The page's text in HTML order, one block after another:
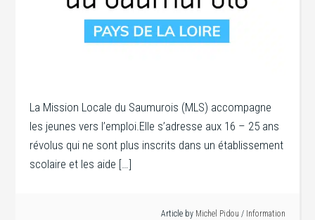
La Mission Locale du Saumurois (MLS) accompagne
les jeunes vers l’emploi.Elle s’adresse aux 16 – 25 ans
révolus qui ne sont plus inscrits dans un établissement
scolaire et les aide […]
Article by Michel Pidou / Information